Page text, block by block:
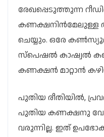
രേഖപ്പെടുത്തുന്ന
കണക്ഷനിൻമേലുള്ള
ചെയ്യും. ഒരേ
സ്പെഷൽ കാഷ്വൽ
കണക്ഷൻ മാറ്റാൻ
പുതിയ രീതിയിൽ,
പുതിയ കണക്ഷനു
വരുന്നില്ല. ഇത്